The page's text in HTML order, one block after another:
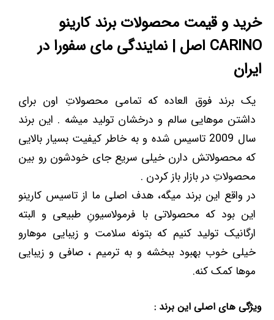
خرید و قیمت محصولات برند کارینو
CARINO اصل | نمایندگی مای سفورا در
ایران
یک برند فوق العاده که تمامی محصولاتِ اون برای
داشتن موهایی سالم و درخشان تولید میشه . این برند
سال 2009 تاسیس شده و به خاطر کیفیت بسیار بالایی
که محصولاتش دارن خیلی سریع جای خودشون رو بین
محصولاتِ در بازار باز کردن .
در واقع این برند میگه، هدف اصلی ما از تاسیس کارینو
این بود که محصولاتی با فرمولاسیونِ طبیعی و البته
ارگانیک تولید کنیم که بتونه سلامت و زیبایی موهارو
خیلی خوب بهبود ببخشه و به ترمیم ، صافی و زیبایی
موها کمک کنه.
ویژگی های اصلی این برند :